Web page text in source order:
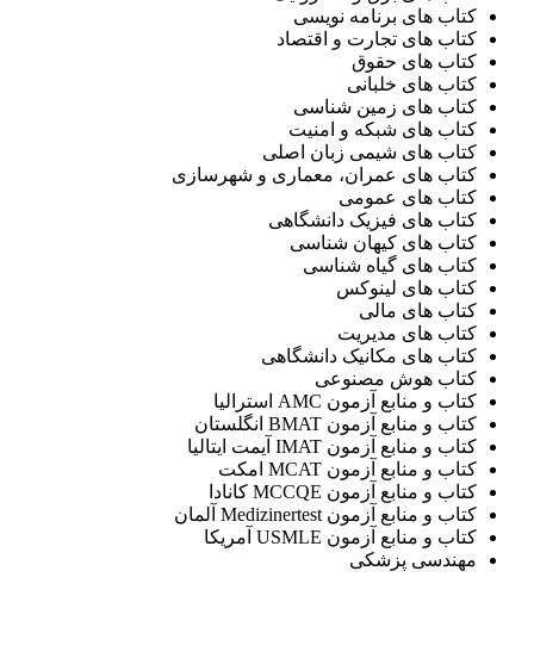
کتاب های برنامه نویسی
کتاب های تجارت و اقتصاد
کتاب های حقوق
کتاب های خلبانی
کتاب های زمین شناسی
کتاب های شبکه و امنیت
کتاب های شیمی زبان اصلی
کتاب های عمران، معماری و شهرسازی
کتاب های عمومی
کتاب های فیزیک دانشگاهی
کتاب های کیهان شناسی
کتاب های گیاه شناسی
کتاب های لینوکس
کتاب های مالی
کتاب های مدیریت
کتاب های مکانیک دانشگاهی
کتاب هوش مصنوعی
کتاب و منابع آزمون AMC استرالیا
کتاب و منابع آزمون BMAT انگلستان
کتاب و منابع آزمون IMAT آیمت ایتالیا
کتاب و منابع آزمون MCAT امکت
کتاب و منابع آزمون MCCQE کانادا
کتاب و منابع آزمون Medizinertest آلمان
کتاب و منابع آزمون USMLE آمریکا
مهندسی پزشکی